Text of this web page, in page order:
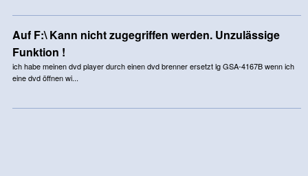
Auf F:\ Kann nicht zugegriffen werden. Unzulässige
Funktion !
ich habe meinen dvd player durch einen dvd brenner ersetzt lg GSA-4167B wenn ich
eine dvd öffnen wi...